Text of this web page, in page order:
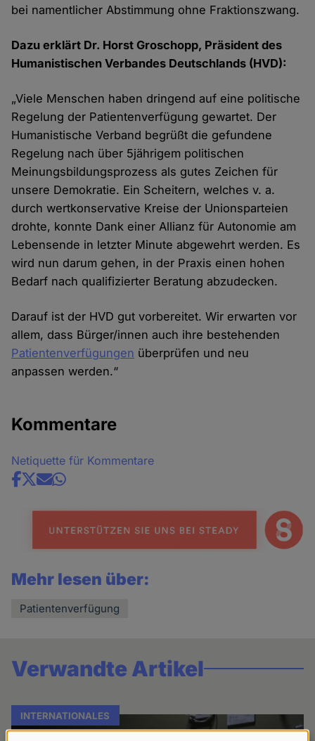
bei namentlicher Abstimmung ohne Fraktionszwang.
Dazu erklärt Dr. Horst Groschopp, Präsident des
Humanistischen Verbandes Deutschlands (HVD):
„Viele Menschen haben dringend auf eine politische
Regelung der Patientenverfügung gewartet. Der
Humanistische Verband begrüßt die gefundene
Regelung nach über 5jährigem politischen
Meinungsbildungsprozess als gutes Zeichen für
unsere Demokratie. Ein Scheitern, welches v. a.
durch wertkonservative Kreise der Unionsparteien
drohte, konnte Dank einer Allianz für Autonomie am
Lebensende in letzter Minute abgewehrt werden. Es
wird nun darum gehen, in der Praxis einen hohen
Bedarf nach qualifizierter Beratung abzudecken.
Darauf ist der HVD gut vorbereitet. Wir erwarten vor
allem, dass Bürger/innen auch ihre bestehenden
Patientenverfügungen überprüfen und neu
anpassen werden.“
Kommentare
Netiquette für Kommentare
Share
news
Mehr lesen über:
Patientenverfügung
Verwandte Artikel
INTERNATIONALES